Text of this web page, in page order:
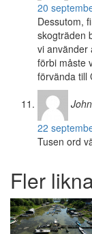
20
Dessutom,
skogträden
vi använder
förbi måste
förvända till
22
Tusen ord
Fler